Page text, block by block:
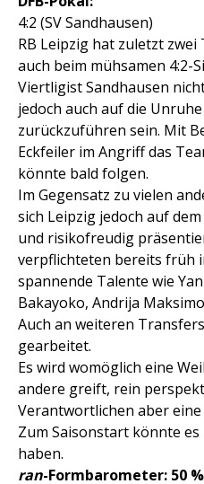
4:2 (SV Sandhausen)
RB Leipzig hat zuletzt
auch beim mühsamen 4:2-
Viertligist Sandhausen
jedoch auch auf die
zurückzuführen sein. Mit
Eckfeiler im Angriff das
könnte bald folgen.
Im Gegensatz zu vielen
sich Leipzig jedoch auf
und risikofreudig
verpflichteten bereits früh
spannende Talente wie
Bakayoko, Andrija
Auch an weiteren
gearbeitet.
Es wird womöglich eine
andere greift, rein
Verantwortlichen aber
Zum Saisonstart könnte
haben.
ran-Formbarometer: 50 %